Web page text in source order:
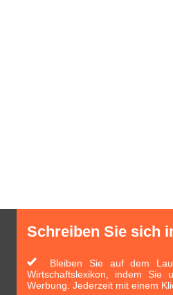
Schreiben Sie sich
Bleiben Sie auf dem
Wirtschaftslexikon, indem Sie
Werbung. Jederzeit mit einem